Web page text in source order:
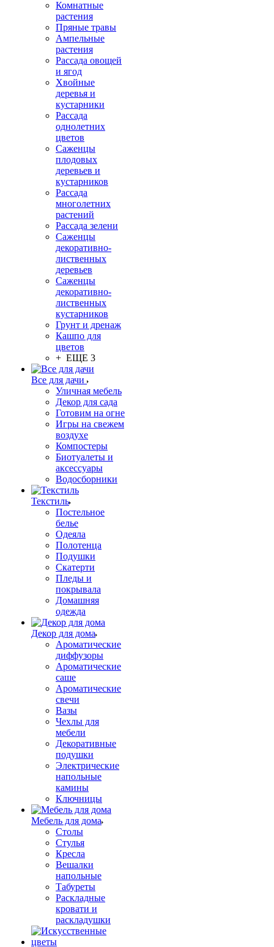
Комнатные
растения
Пряные травы
Ампельные
растения
Рассада овощей
и ягод
Хвойные
деревья и
кустарники
Рассада
однолетних
цветов
Саженцы
плодовых
деревьев и
кустарников
Рассада
многолетних
растений
Рассада зелени
Саженцы
декоративно-
лиственных
деревьев
Саженцы
декоративно-
лиственных
кустарников
Грунт и дренаж
Кашпо для
цветов
+ ЕЩЕ 3
Все для дачи
Уличная мебель
Декор для сада
Готовим на огне
Игры на свежем
воздухе
Компостеры
Биотуалеты и
аксессуары
Водосборники
Текстиль
Постельное
белье
Одеяла
Полотенца
Подушки
Скатерти
Пледы и
покрывала
Домашняя
одежда
Декор для дома
Ароматические
диффузоры
Ароматические
саше
Ароматические
свечи
Вазы
Чехлы для
мебели
Декоративные
подушки
Электрические
напольные
камины
Ключницы
Мебель для дома
Столы
Стулья
Кресла
Вешалки
напольные
Табуреты
Раскладные
кровати и
раскладушки